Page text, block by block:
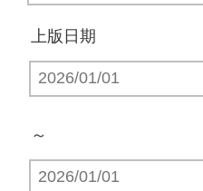
上版日期
～